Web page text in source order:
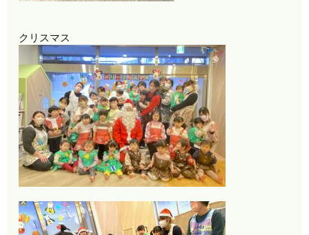
クリスマス